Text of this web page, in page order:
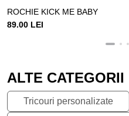
ROCHIE KICK ME BABY
89.00 LEI
ALTE CATEGORII
Tricouri personalizate